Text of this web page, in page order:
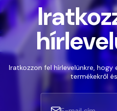
Iratkozzon fel hírlevelünkre,
termékekről